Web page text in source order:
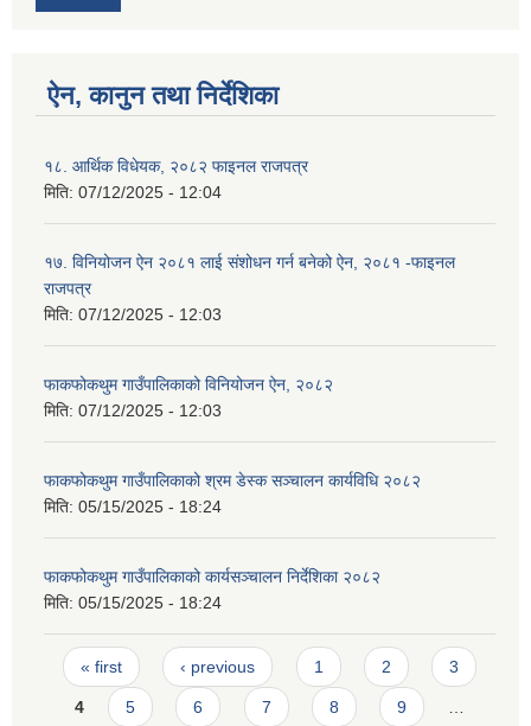
ऐन, कानुन तथा निर्देशिका
१८. आर्थिक विधेयक, २०८२ फाइनल राजपत्र
मिति: 07/12/2025 - 12:04
१७. विनियोजन ऐन २०८१ लाई संशोधन गर्न बनेको ऐन, २०८१ -फाइनल
राजपत्र
मिति: 07/12/2025 - 12:03
फाकफोकथुम गाउँपालिकाको विनियोजन ऐन, २०८२
मिति: 07/12/2025 - 12:03
फाकफोकथुम गाउँपालिकाको श्रम डेस्क सञ्चालन कार्यविधि २०८२
मिति: 05/15/2025 - 18:24
फाकफोकथुम गाउँपालिकाको कार्यसञ्चालन निर्देशिका २०८२
मिति: 05/15/2025 - 18:24
Pages
« first ‹ previous 1 2 3
4 5 6 7 8 9 …